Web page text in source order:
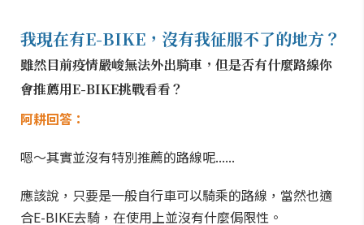
我現在有E-BIKE，沒有我征服不了的地方？
雖然目前疫情嚴峻無法外出騎車，但是否有什麼路線你
會推薦用E-BIKE挑戰看看？
阿耕回答：
嗯～其實並沒有特別推薦的路線呢......
應該說，只要是一般自行車可以騎乘的路線，當然也適
合E-BIKE去騎，在使用上並沒有什麼侷限性。